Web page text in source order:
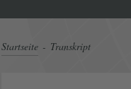
Startseite Transkript